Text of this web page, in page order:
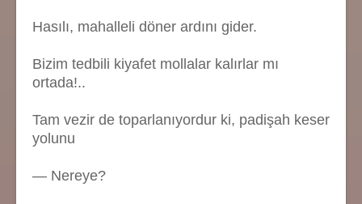
Hasılı, mahalleli döner ardını gider.
Bizim tedbili kiyafet mollalar kalırlar mı
ortada!..
Tam vezir de toparlanıyordur ki, padişah keser
yolunu
— Nereye?